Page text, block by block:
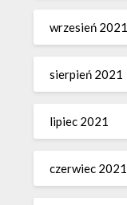
wrzesień 2021
sierpień 2021
lipiec 2021
czerwiec 2021